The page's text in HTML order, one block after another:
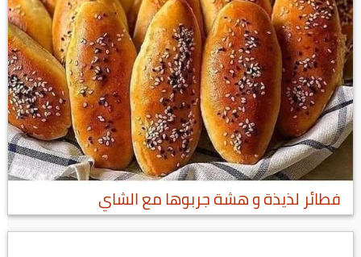
فطائر لذيذة و هشة جربوها مع الشاي